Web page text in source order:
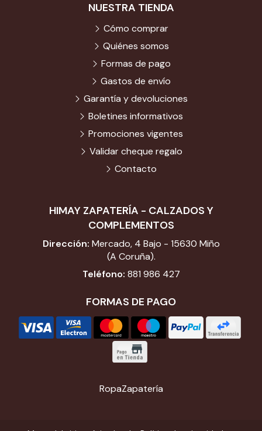
HIMAY ZAPATERÍA - CALZADOS Y
COMPLEMENTOS
Dirección: Mercado, 4 Bajo - 15630 Miño
(A Coruña).
Teléfono: 881 986 427
FORMAS DE PAGO
NUESTRA TIENDA
Cómo comprar
Quiénes somos
Formas de pago
Gastos de envío
Garantía y devoluciones
Boletines informativos
Promociones vigentes
Validar cheque regalo
Contacto
RopaZapatería